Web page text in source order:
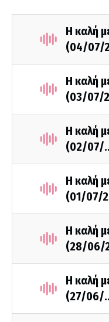
Η καλή
(04/07/
Η καλή
(03/07/
Η καλή
(02/07/
Η καλή
(01/07/
Η καλή
(28/06/
Η καλή
(27/06/